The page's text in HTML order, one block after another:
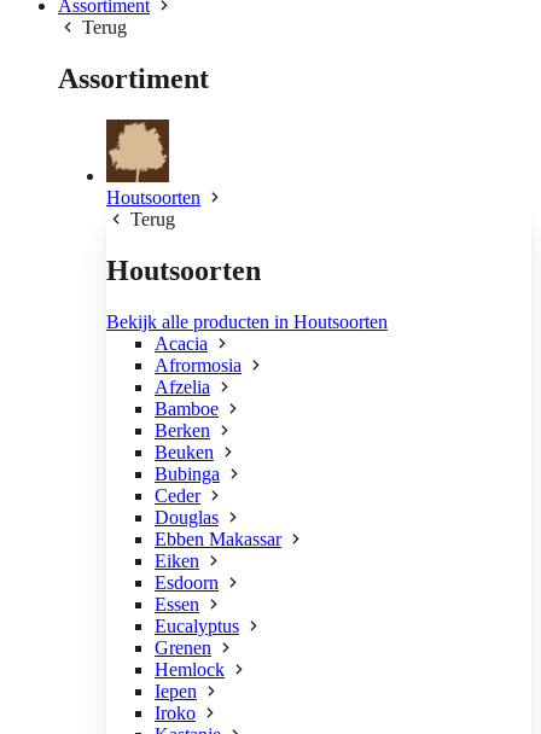
Assortiment
Terug
Assortiment
Houtsoorten
Terug
Houtsoorten
Bekijk alle producten in Houtsoorten
Acacia
Afrormosia
Afzelia
Bamboe
Berken
Beuken
Bubinga
Ceder
Douglas
Ebben Makassar
Eiken
Esdoorn
Essen
Eucalyptus
Grenen
Hemlock
Iepen
Iroko